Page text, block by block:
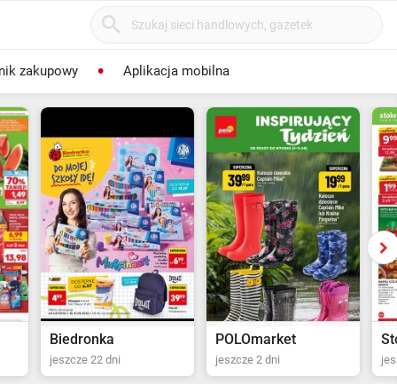
zakupowy Aplikacja mobilna
POLOmarket
jeszcze 2 dni jeszcze 3 dni od